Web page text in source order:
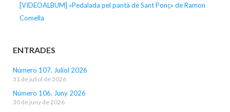
[VIDEOALBUM] «Pedalada pel pantà de Sant Ponç» de Ramon
Comella
ENTRADES
Número 107. Juliol 2026
31 de juliol de 2026
Número 106. Juny 2026
30 de juny de 2026